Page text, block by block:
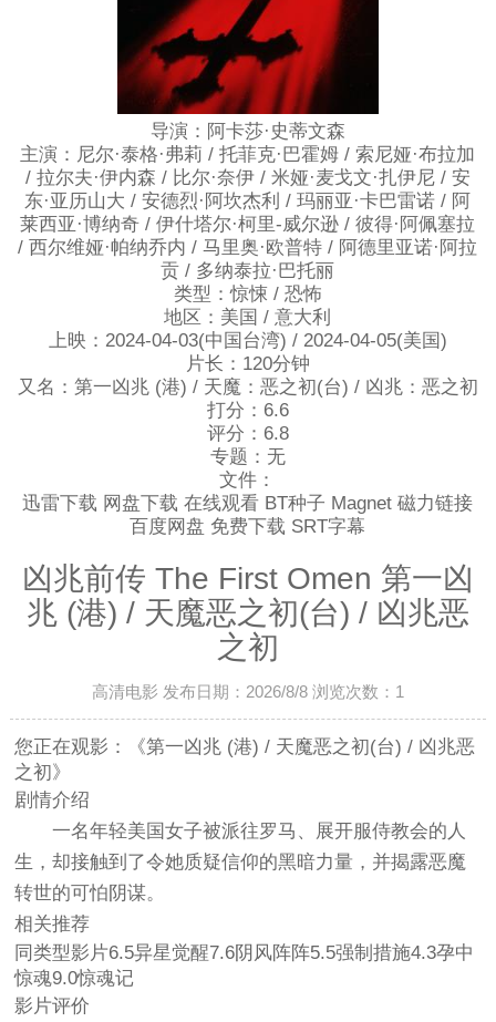
导演：阿卡莎·史蒂文森
主演：尼尔·泰格·弗莉 / 托菲克·巴霍姆 / 索尼娅·布拉加
/ 拉尔夫·伊内森 / 比尔·奈伊 / 米娅·麦戈文·扎伊尼 / 安
东·亚历山大 / 安德烈·阿坎杰利 / 玛丽亚·卡巴雷诺 / 阿
莱西亚·博纳奇 / 伊什塔尔·柯里-威尔逊 / 彼得·阿佩塞拉
/ 西尔维娅·帕纳乔内 / 马里奥·欧普特 / 阿德里亚诺·阿拉
贡 / 多纳泰拉·巴托丽
类型：惊悚 / 恐怖
地区：美国 / 意大利
上映：2024-04-03(中国台湾) / 2024-04-05(美国)
片长：120分钟
又名：第一凶兆 (港) / 天魔：恶之初(台) / 凶兆：恶之初
打分：6.6
评分：6.8
专题：无
文件：
迅雷下载 网盘下载 在线观看 BT种子 Magnet 磁力链接
百度网盘 免费下载 SRT字幕
凶兆前传 The First Omen 第一凶
兆 (港) / 天魔恶之初(台) / 凶兆恶
之初
高清电影 发布日期：2026/8/8 浏览次数： 1
您正在观影：《第一凶兆 (港) / 天魔恶之初(台) / 凶兆恶
之初》
剧情介绍
一名年轻美国女子被派往罗马、展开服侍教会的人
生，却接触到了令她质疑信仰的黑暗力量，并揭露恶魔
转世的可怕阴谋。
相关推荐
同类型影片6.5异星觉醒7.6阴风阵阵5.5强制措施4.3孕中
惊魂9.0惊魂记
影片评价